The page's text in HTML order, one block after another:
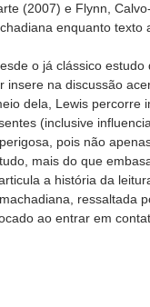
(2007) e Flynn,
enquanto texto
o já clássico
na discussão
dela, Lewis percorre
(inclusive
pois não
mais do que
a história da
ressaltada
ao entrar em